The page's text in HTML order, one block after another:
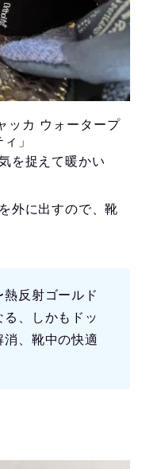
ッカ ウォータープ
」
を捉えて暖かい
外に出すので、靴
反射ゴールド
、しかもドッ
消、靴中の快適